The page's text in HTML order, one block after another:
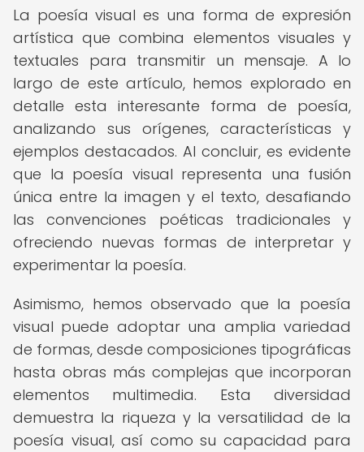
La poesía visual es una forma de expresión
artística que combina elementos visuales y
textuales para transmitir un mensaje. A lo
largo de este artículo, hemos explorado en
detalle esta interesante forma de poesía,
analizando sus orígenes, características y
ejemplos destacados. Al concluir, es evidente
que la poesía visual representa una fusión
única entre la imagen y el texto, desafiando
las convenciones poéticas tradicionales y
ofreciendo nuevas formas de interpretar y
experimentar la poesía.
Asimismo, hemos observado que la poesía
visual puede adoptar una amplia variedad
de formas, desde composiciones tipográficas
hasta obras más complejas que incorporan
elementos multimedia. Esta diversidad
demuestra la riqueza y la versatilidad de la
poesía visual, así como su capacidad para